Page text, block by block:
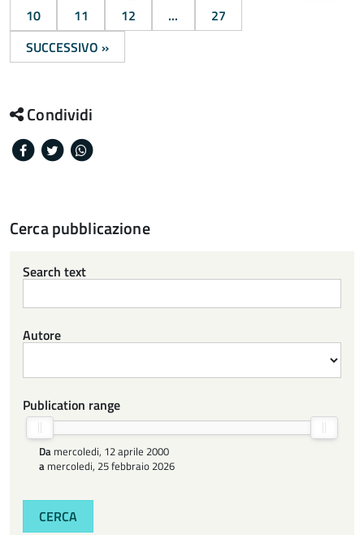
10
11 12 ...
27
SUCCESSIVO »
Condividi
Facebook
Twitter
Cerca pubblicazione
Search text
Autore
Publication range
Da mercoledi, 12 aprile 2000
a mercoledi, 25 febbraio 2026
CERCA